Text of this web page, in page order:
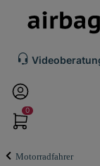
0
Motorradfahrer